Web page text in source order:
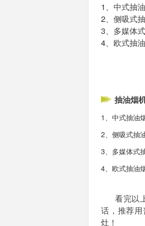
1、 中式抽
2、侧吸式
3、 多媒体
4、 欧式抽
抽油烟
1、中式抽油
2、侧吸式抽
3、多媒体式
4、欧式抽油
看完以
话，推荐
灶！